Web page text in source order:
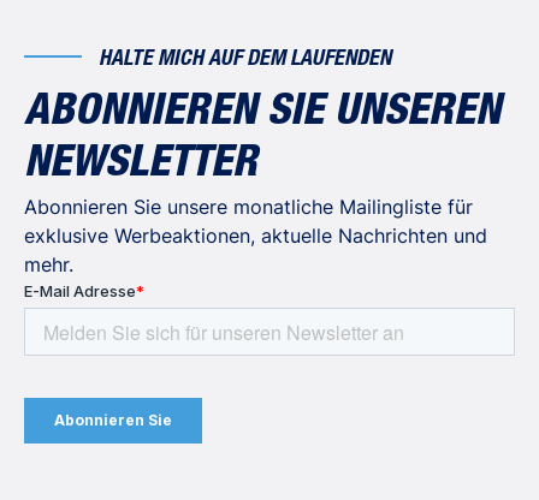
HALTE MICH AUF DEM LAUFENDEN
ABONNIEREN SIE UNSEREN
NEWSLETTER
Abonnieren Sie unsere monatliche Mailingliste für
exklusive Werbeaktionen, aktuelle Nachrichten und
mehr.